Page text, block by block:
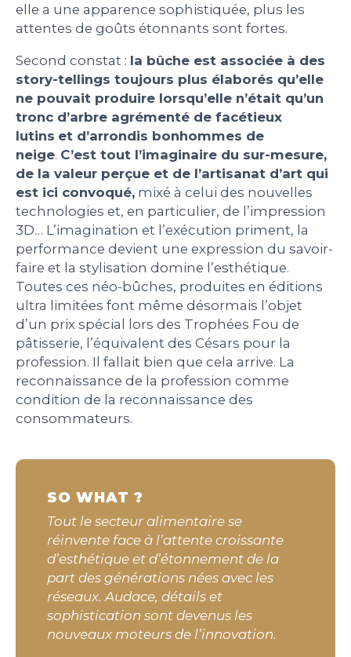
elle a une apparence sophistiquée, plus les
attentes de goûts étonnants sont fortes.
Second constat : la bûche est associée à des
story-tellings toujours plus élaborés qu’elle
ne pouvait produire lorsqu’elle n’était qu’un
tronc d’arbre agrémenté de facétieux
lutins et d’arrondis bonhommes de
neige. C’est tout l’imaginaire du sur-mesure,
de la valeur perçue et de l’artisanat d’art qui
est ici convoqué, mixé à celui des nouvelles
technologies et, en particulier, de l’impression
3D… L’imagination et l’exécution priment, la
performance devient une expression du savoir-
faire et la stylisation domine l’esthétique.
Toutes ces néo-bûches, produites en éditions
ultra limitées font même désormais l’objet
d’un prix spécial lors des Trophées Fou de
pâtisserie, l’équivalent des Césars pour la
profession. Il fallait bien que cela arrive. La
reconnaissance de la profession comme
condition de la reconnaissance des
consommateurs.
SO WHAT ?
Tout le secteur alimentaire se
réinvente face à l’attente croissante
d’esthétique et d’étonnement de la
part des générations nées avec les
réseaux. Audace, détails et
sophistication sont devenus les
nouveaux moteurs de l’innovation.